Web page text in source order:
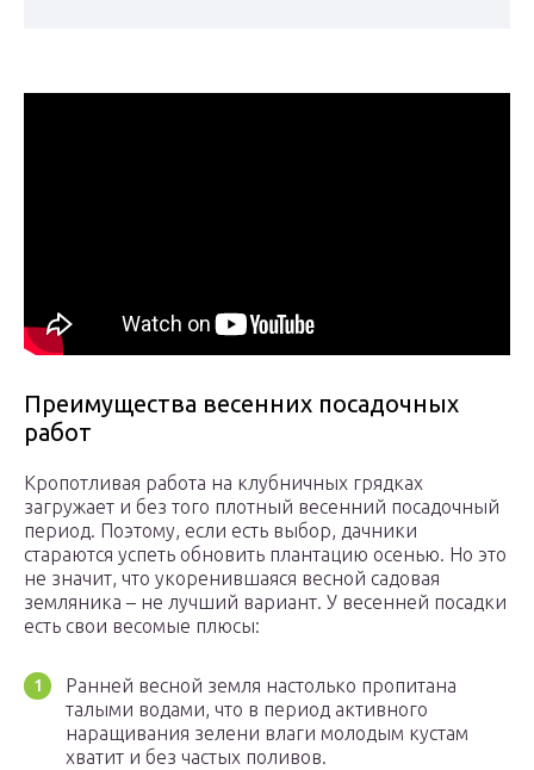
Преимущества весенних посадочных
работ
Кропотливая работа на клубничных грядках
загружает и без того плотный весенний посадочный
период. Поэтому, если есть выбор, дачники
стараются успеть обновить плантацию осенью. Но это
не значит, что укоренившаяся весной садовая
земляника – не лучший вариант. У весенней посадки
есть свои весомые плюсы:
Ранней весной земля настолько пропитана
талыми водами, что в период активного
наращивания зелени влаги молодым кустам
хватит и без частых поливов.